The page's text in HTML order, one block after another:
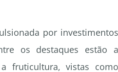
por investimentos
os destaques estão a
fruticultura, vistas como